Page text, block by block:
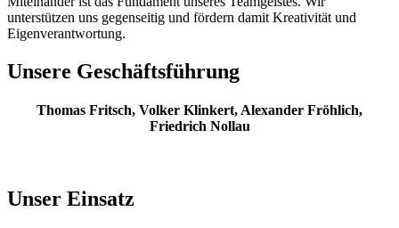
unterstützen uns gegenseitig und fördern damit Kreativität und
Eigenverantwortung.
Unsere Geschäftsführung
Thomas Fritsch, Volker Klinkert, Alexander Fröhlich,
Friedrich Nollau
Unser Einsatz